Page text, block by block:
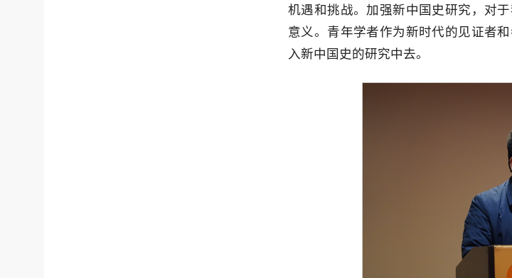
机遇和挑战。加强新中国史研究，对
意义。青年学者作为新时代的见证者
入新中国史的研究中去。